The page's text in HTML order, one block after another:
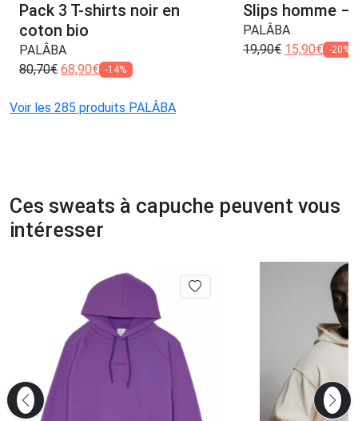
Pack 3 T-shirts noir en
coton bio
PALÂBA
80,70€ 68,90€ -14%
Slips homme –
PALÂBA
19,90€ 15,90€ -20%
Voir les 285 produits PALÂBA
Ces sweats à capuche peuvent vous
intéresser